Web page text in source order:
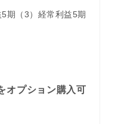
5期（3）経常利益5期
オプション購入可